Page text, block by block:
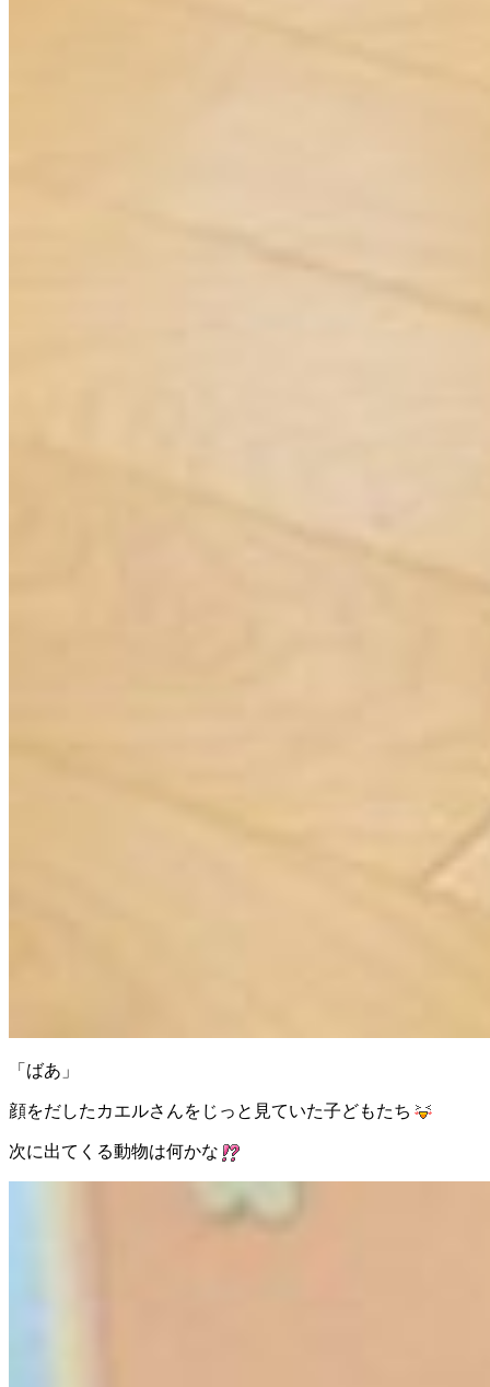
「ばあ」
顔をだしたカエルさんをじっと見ていた子どもたち
次に出てくる動物は何かな